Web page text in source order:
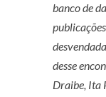
banco de
desse
Draibe, Ita